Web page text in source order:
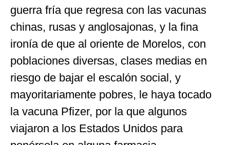
guerra fría que regresa con las vacunas
chinas, rusas y anglosajonas, y la fina
ironía de que al oriente de Morelos, con
poblaciones diversas, clases medias en
riesgo de bajar el escalón social, y
mayoritariamente pobres, le haya tocado
la vacuna Pfizer, por la que algunos
viajaron a los Estados Unidos para